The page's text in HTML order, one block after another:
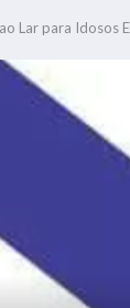
Lar para Idosos